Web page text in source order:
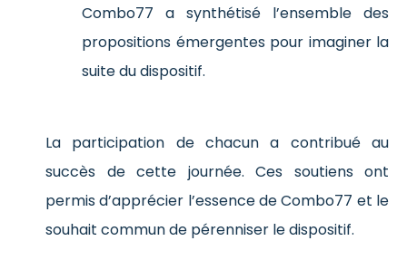
Combo77 a synthétisé l’ensemble des
propositions émergentes pour imaginer la
suite du dispositif.
La participation de chacun a contribué au
succès de cette journée. Ces soutiens ont
permis d’apprécier l’essence de Combo77 et le
souhait commun de pérenniser le dispositif.